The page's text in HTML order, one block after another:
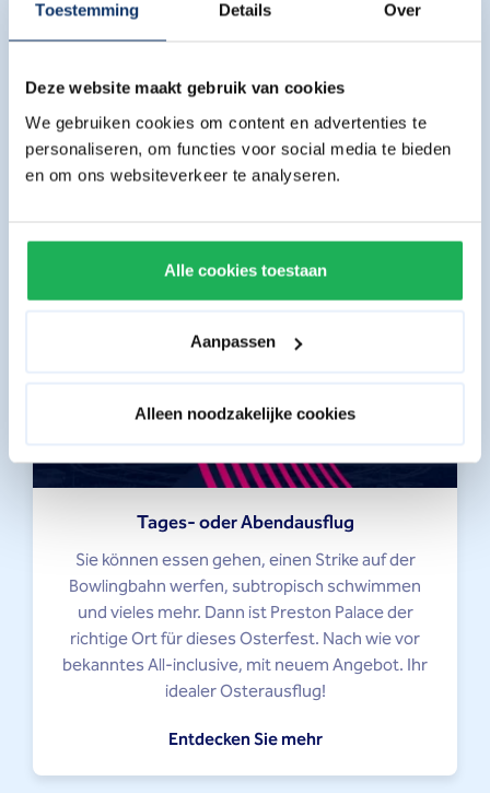
Toestemming Details Over
Deze website maakt gebruik van cookies
We gebruiken cookies om content en advertenties te
personaliseren, om functies voor social media te bieden
en om ons websiteverkeer te analyseren.
Alle cookies toestaan
Aanpassen
Alleen noodzakelijke cookies
Angebots an Essen und Getränken. Alles unter
einem Dach und das zu einem festen All-in-
Preis.
Frohe Ostern
Tages- oder Abendausflug
Sie können essen gehen, einen Strike auf der
Bowlingbahn werfen, subtropisch schwimmen
und vieles mehr. Dann ist Preston Palace der
richtige Ort für dieses Osterfest. Nach wie vor
bekanntes All-inclusive, mit neuem Angebot. Ihr
idealer Osterausflug!
Entdecken Sie mehr